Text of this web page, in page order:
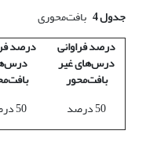
جدول 4
بافت‌محوری
درصد فراوانی
درس‌های غیر
بافت‌محور
درصد
50 درصد 50 درصد